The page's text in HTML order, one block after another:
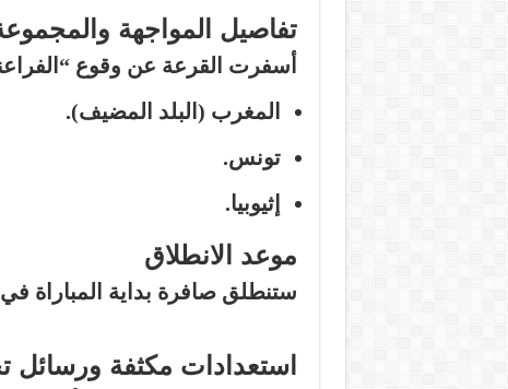
تفاصيل المواجهة
أسفرت القرعة عن وقوع
المغرب (البلد المضيف).
تونس.
إثيوبيا.
موعد الانطلاق
ستنطلق صافرة بداية المباراة
استعدادات مكثفة ورسائل